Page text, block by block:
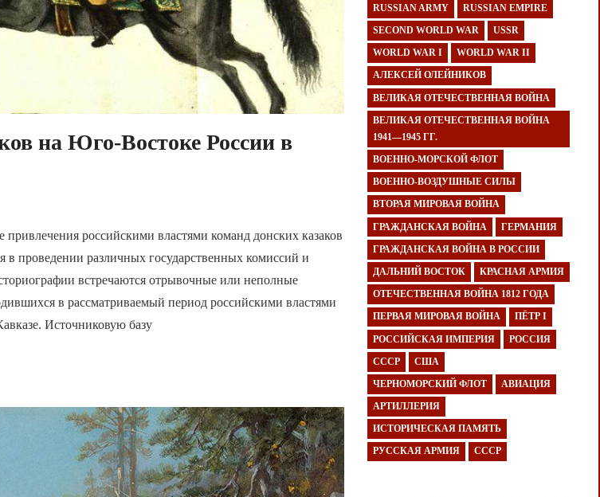
на Юго-Востоке России в
российскими властями команд донских казаков
в проведении различных государственных комиссий и
встречаются отрывочные или неполные
в рассматриваемый период российскими властями
Источниковую базу
RUSSIAN ARMY RUSSIAN EMPIRE
SECOND WORLD WAR USSR
WORLD WAR I WORLD WAR II
АЛЕКСЕЙ ОЛЕЙНИКОВ
ВЕЛИКАЯ ОТЕЧЕСТВЕННАЯ ВОЙНА
ВЕЛИКАЯ ОТЕЧЕСТВЕННАЯ ВОЙНА
1941—1945 ГГ.
ВОЕННО-МОРСКОЙ ФЛОТ
ВОЕННО-ВОЗДУШНЫЕ СИЛЫ
ВТОРАЯ МИРОВАЯ ВОЙНА
ГРАЖДАНСКАЯ ВОЙНА ГЕРМАНИЯ
ГРАЖДАНСКАЯ ВОЙНА В РОССИИ
ДАЛЬНИЙ ВОСТОК КРАСНАЯ АРМИЯ
ОТЕЧЕСТВЕННАЯ ВОЙНА 1812 ГОДА
ПЕРВАЯ МИРОВАЯ ВОЙНА ПЁТР I
РОССИЙСКАЯ ИМПЕРИЯ РОССИЯ
СССР США
ЧЕРНОМОРСКИЙ ФЛОТ АВИАЦИЯ
АРТИЛЛЕРИЯ
ИСТОРИЧЕСКАЯ ПАМЯТЬ
РУССКАЯ АРМИЯ СССР